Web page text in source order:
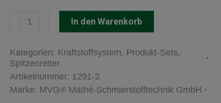
AGR
Menge
In den Warenkorb
Kategorien: Kraftstoffsystem, Produkt-Sets,
Spitzenreiter
Artikelnummer: 1291-2
Marke: MVG® Mathé-Schmierstofftechnik GmbH